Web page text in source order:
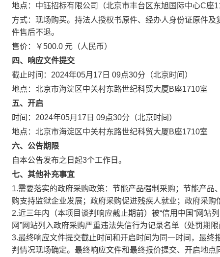
地点：中钰招标有限公司（北京市丰台区东旭国际中心C座
方式：现场购买。持法人授权书原件、经办人身份证原件
件售后不退。
售价：￥500.0 元（人民币）
四、响应文件提交
截止时间：2024年05月17日 09点30分（北京时间）
地点：北京市海淀区中关村东路世纪科贸大厦B座1710室
五、开启
时间：2024年05月17日 09点30分（北京时间）
地点：北京市海淀区中关村东路世纪科贸大厦B座1710室
六、公告期限
自本公告发布之日起3个工作日。
七、其他补充事宜
1.需要落实的政府采购政策：节能产品强制采购；节能产
购支持监狱企业发展；政府采购促进残疾人就业；政府采购
2.近三年内（本项目谈判响应截止期前）被“信用中国”网站
网”网站列入政府采购严重违法失信行为记录名单（处罚期
3.最终响应文件提交截止时间和开启时间为同一时间，最
判情况现场确定。最终响应文件和最终报价提交、开启地